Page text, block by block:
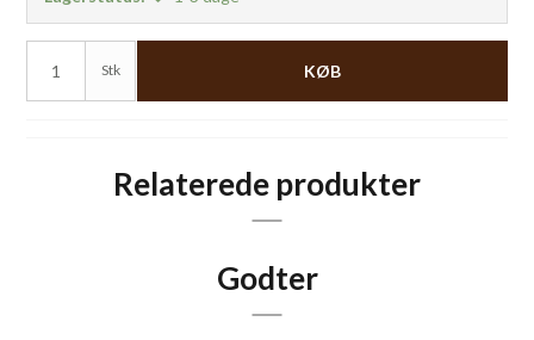
Stk KØB
Relaterede produkter
Godter